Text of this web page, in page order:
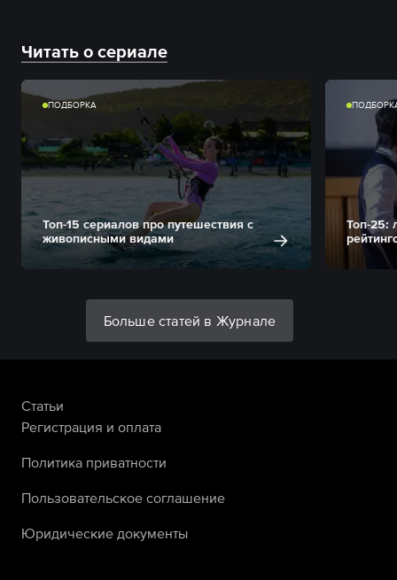
Читать о сериале
ПОДБОРКА
Топ-15 сериалов про путешествия с
живописными видами
Топ-25:
Больше статей в Журнале
Статьи
Регистрация и оплата
Политика приватности
Пользовательское соглашение
Юридические документы